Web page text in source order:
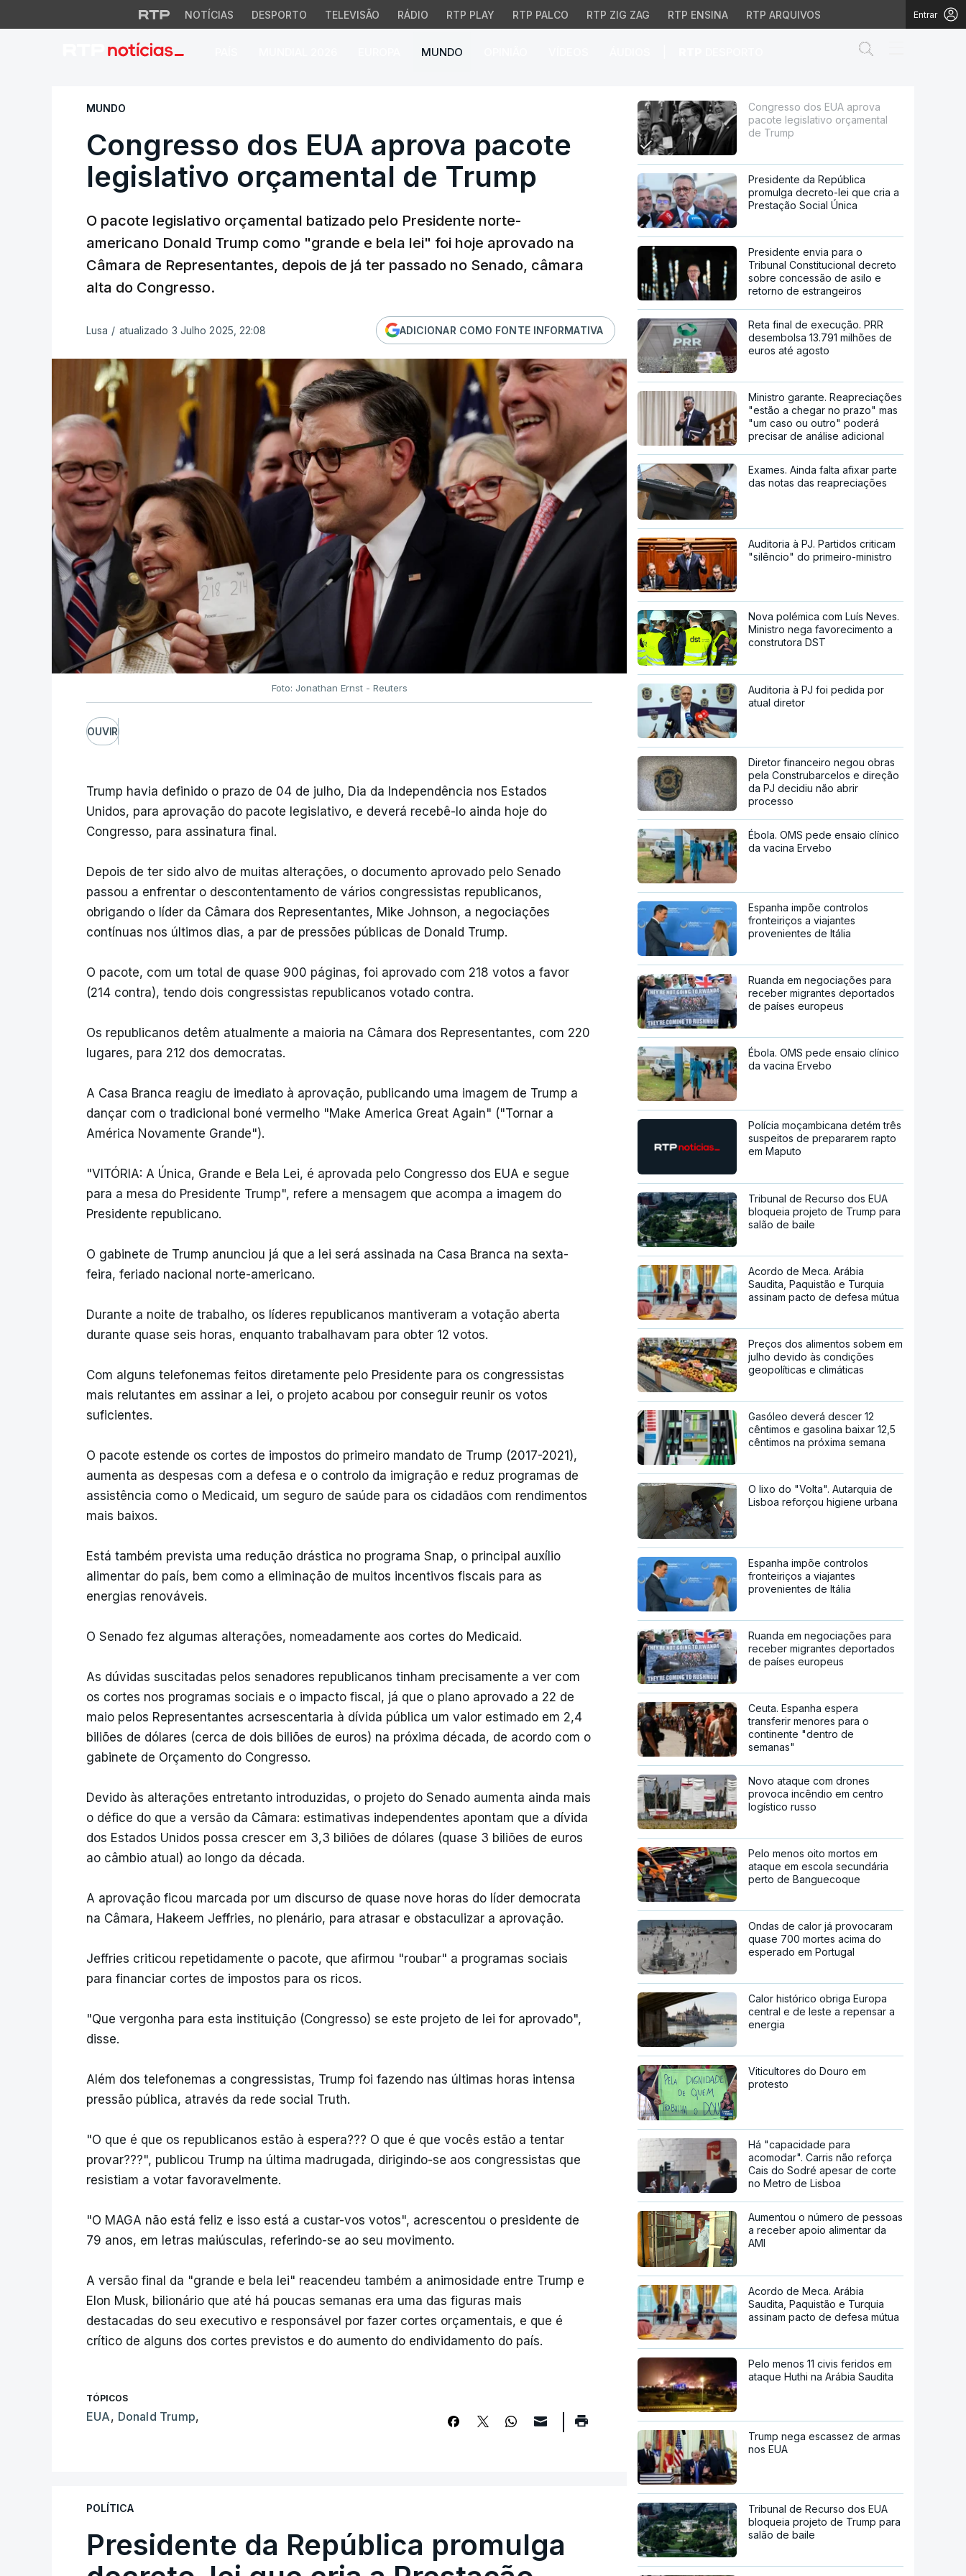
NOTÍCIAS DESPORTO TELEVISÃO RÁDIO RTP PLAY RTP PALCO RTP ZIG ZAG RTP ENSINA RTP ARQUIVOS Entrar
MUNDO
Congresso dos EUA aprova pacote legislativo orçamental de
MUNDO
Congresso dos EUA aprova pacote
legislativo orçamental de Trump
O pacote legislativo orçamental batizado pelo Presidente norte-
americano Donald Trump como "grande e bela lei" foi hoje aprovado na
Câmara de Representantes, depois de já ter passado no Senado, câmara
alta do Congresso.
Lusa / atualizado 3 Julho 2025, 22:08 ADICIONAR COMO FONTE INFORMATIVA
Foto: Jonathan Ernst - Reuters
OUVIR
Trump havia definido o prazo de 04 de julho, Dia da Independência nos Estados
Unidos, para aprovação do pacote legislativo, e deverá recebê-lo ainda hoje do
Congresso, para assinatura final.
Depois de ter sido alvo de muitas alterações, o documento aprovado pelo Senado
passou a enfrentar o descontentamento de vários congressistas republicanos,
obrigando o líder da Câmara dos Representantes, Mike Johnson, a negociações
contínuas nos últimos dias, a par de pressões públicas de Donald Trump.
O pacote, com um total de quase 900 páginas, foi aprovado com 218 votos a favor
(214 contra), tendo dois congressistas republicanos votado contra.
Os republicanos detêm atualmente a maioria na Câmara dos Representantes, com 220
lugares, para 212 dos democratas.
A Casa Branca reagiu de imediato à aprovação, publicando uma imagem de Trump a
dançar com o tradicional boné vermelho "Make America Great Again" ("Tornar a
América Novamente Grande").
"VITÓRIA: A Única, Grande e Bela Lei, é aprovada pelo Congresso dos EUA e segue
para a mesa do Presidente Trump", refere a mensagem que acompa a imagem do
Presidente republicano.
O gabinete de Trump anunciou já que a lei será assinada na Casa Branca na sexta-
feira, feriado nacional norte-americano.
Durante a noite de trabalho, os líderes republicanos mantiveram a votação aberta
durante quase seis horas, enquanto trabalhavam para obter 12 votos.
Com alguns telefonemas feitos diretamente pelo Presidente para os congressistas
mais relutantes em assinar a lei, o projeto acabou por conseguir reunir os votos
suficientes.
O pacote estende os cortes de impostos do primeiro mandato de Trump (2017-2021),
aumenta as despesas com a defesa e o controlo da imigração e reduz programas de
assistência como o Medicaid, um seguro de saúde para os cidadãos com rendimentos
mais baixos.
Está também prevista uma redução drástica no programa Snap, o principal auxílio
alimentar do país, bem como a eliminação de muitos incentivos fiscais para as
energias renováveis.
O Senado fez algumas alterações, nomeadamente aos cortes do Medicaid.
As dúvidas suscitadas pelos senadores republicanos tinham precisamente a ver com
os cortes nos programas sociais e o impacto fiscal, já que o plano aprovado a 22 de
maio pelos Representantes acrsescentaria à dívida pública um valor estimado em 2,4
biliões de dólares (cerca de dois biliões de euros) na próxima década, de acordo com o
gabinete de Orçamento do Congresso.
Devido às alterações entretanto introduzidas, o projeto do Senado aumenta ainda mais
o défice do que a versão da Câmara: estimativas independentes apontam que a dívida
dos Estados Unidos possa crescer em 3,3 biliões de dólares (quase 3 biliões de euros
ao câmbio atual) ao longo da década.
A aprovação ficou marcada por um discurso de quase nove horas do líder democrata
na Câmara, Hakeem Jeffries, no plenário, para atrasar e obstaculizar a aprovação.
Jeffries criticou repetidamente o pacote, que afirmou "roubar" a programas sociais
para financiar cortes de impostos para os ricos.
"Que vergonha para esta instituição (Congresso) se este projeto de lei for aprovado",
disse.
Além dos telefonemas a congressistas, Trump foi fazendo nas últimas horas intensa
pressão pública, através da rede social Truth.
"O que é que os republicanos estão à espera??? O que é que vocês estão a tentar
provar???", publicou Trump na última madrugada, dirigindo-se aos congressistas que
resistiam a votar favoravelmente.
"O MAGA não está feliz e isso está a custar-vos votos", acrescentou o presidente de
79 anos, em letras maiúsculas, referindo-se ao seu movimento.
A versão final da "grande e bela lei" reacendeu também a animosidade entre Trump e
Elon Musk, bilionário que até há poucas semanas era uma das figuras mais
destacadas do seu executivo e responsável por fazer cortes orçamentais, e que é
crítico de alguns dos cortes previstos e do aumento do endividamento do país.
TÓPICOS
EUA, Donald Trump,
POLÍTICA
Presidente da República promulga
Congresso dos EUA aprova
pacote legislativo orçamental
de Trump
Presidente da República
promulga decreto-lei que cria a
Prestação Social Única
Presidente envia para o
Tribunal Constitucional decreto
sobre concessão de asilo e
retorno de estrangeiros
Reta final de execução. PRR
desembolsa 13.791 milhões de
euros até agosto
Ministro garante. Reapreciações
"estão a chegar no prazo" mas
"um caso ou outro" poderá
precisar de análise adicional
Exames. Ainda falta afixar parte
das notas das reapreciações
Auditoria à PJ. Partidos criticam
"silêncio" do primeiro-ministro
Nova polémica com Luís Neves.
Ministro nega favorecimento a
construtora DST
Auditoria à PJ foi pedida por
atual diretor
Diretor financeiro negou obras
pela Construbarcelos e direção
da PJ decidiu não abrir
processo
Ébola. OMS pede ensaio clínico
da vacina Ervebo
Espanha impõe controlos
fronteiriços a viajantes
provenientes de Itália
Ruanda em negociações para
receber migrantes deportados
de países europeus
Ébola. OMS pede ensaio clínico
da vacina Ervebo
Polícia moçambicana detém três
suspeitos de prepararem rapto
em Maputo
Tribunal de Recurso dos EUA
bloqueia projeto de Trump para
salão de baile
Acordo de Meca. Arábia
Saudita, Paquistão e Turquia
assinam pacto de defesa mútua
Preços dos alimentos sobem em
julho devido às condições
geopolíticas e climáticas
Gasóleo deverá descer 12
cêntimos e gasolina baixar 12,5
cêntimos na próxima semana
O lixo do "Volta". Autarquia de
Lisboa reforçou higiene urbana
Espanha impõe controlos
fronteiriços a viajantes
provenientes de Itália
Ruanda em negociações para
receber migrantes deportados
de países europeus
Ceuta. Espanha espera
transferir menores para o
continente "dentro de
semanas"
Novo ataque com drones
provoca incêndio em centro
logístico russo
Pelo menos oito mortos em
ataque em escola secundária
perto de Banguecoque
Ondas de calor já provocaram
quase 700 mortes acima do
esperado em Portugal
Calor histórico obriga Europa
central e de leste a repensar a
energia
Viticultores do Douro em
protesto
Há "capacidade para
acomodar". Carris não reforça
Cais do Sodré apesar de corte
no Metro de Lisboa
Aumentou o número de pessoas
a receber apoio alimentar da
AMI
Acordo de Meca. Arábia
Saudita, Paquistão e Turquia
assinam pacto de defesa mútua
Pelo menos 11 civis feridos em
ataque Huthi na Arábia Saudita
Trump nega escassez de armas
nos EUA
Tribunal de Recurso dos EUA
bloqueia projeto de Trump para
salão de baile